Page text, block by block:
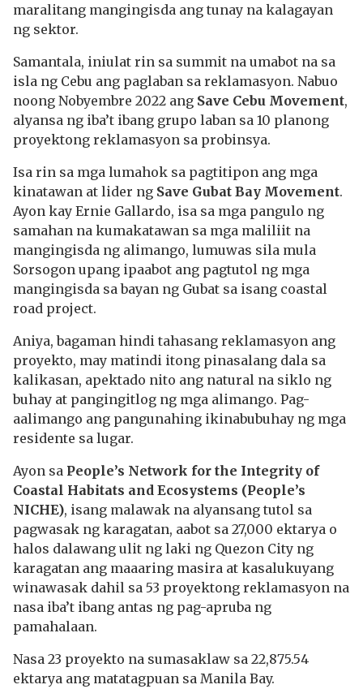
maralitang mangingisda ang tunay na kalagayan
ng sektor.
Samantala, iniulat rin sa summit na umabot na sa
isla ng Cebu ang paglaban sa reklamasyon. Nabuo
noong Nobyembre 2022 ang Save Cebu Movement,
alyansa ng iba’t ibang grupo laban sa 10 planong
proyektong reklamasyon sa probinsya.
Isa rin sa mga lumahok sa pagtitipon ang mga
kinatawan at lider ng Save Gubat Bay Movement.
Ayon kay Ernie Gallardo, isa sa mga pangulo ng
samahan na kumakatawan sa mga maliliit na
mangingisda ng alimango, lumuwas sila mula
Sorsogon upang ipaabot ang pagtutol ng mga
mangingisda sa bayan ng Gubat sa isang coastal
road project.
Aniya, bagaman hindi tahasang reklamasyon ang
proyekto, may matindi itong pinasalang dala sa
kalikasan, apektado nito ang natural na siklo ng
buhay at pangingitlog ng mga alimango. Pag-
aalimango ang pangunahing ikinabubuhay ng mga
residente sa lugar.
Ayon sa People’s Network for the Integrity of
Coastal Habitats and Ecosystems (People’s
NICHE), isang malawak na alyansang tutol sa
pagwasak ng karagatan, aabot sa 27,000 ektarya o
halos dalawang ulit ng laki ng Quezon City ng
karagatan ang maaaring masira at kasalukuyang
winawasak dahil sa 53 proyektong reklamasyon na
nasa iba’t ibang antas ng pag-apruba ng
pamahalaan.
Nasa 23 proyekto na sumasaklaw sa 22,875.54
ektarya ang matatagpuan sa Manila Bay.